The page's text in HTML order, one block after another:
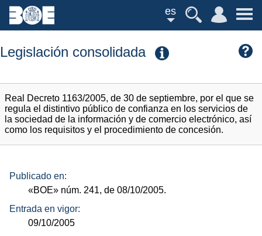
es
Legislación consolidada
Real Decreto 1163/2005, de 30 de septiembre, por el que se
regula el distintivo público de confianza en los servicios de
la sociedad de la información y de comercio electrónico, así
como los requisitos y el procedimiento de concesión.
Publicado en:
«BOE» núm. 241, de 08/10/2005.
Entrada en vigor:
09/10/2005